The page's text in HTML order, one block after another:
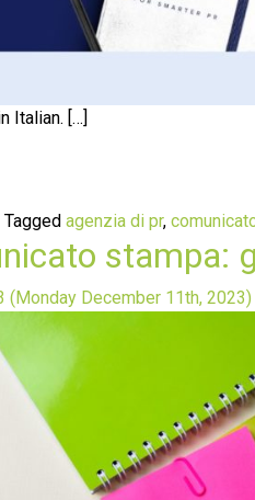
Italian. […]
Tagged agenzia di pr,
stampa:
(Monday December 11th, 2023)